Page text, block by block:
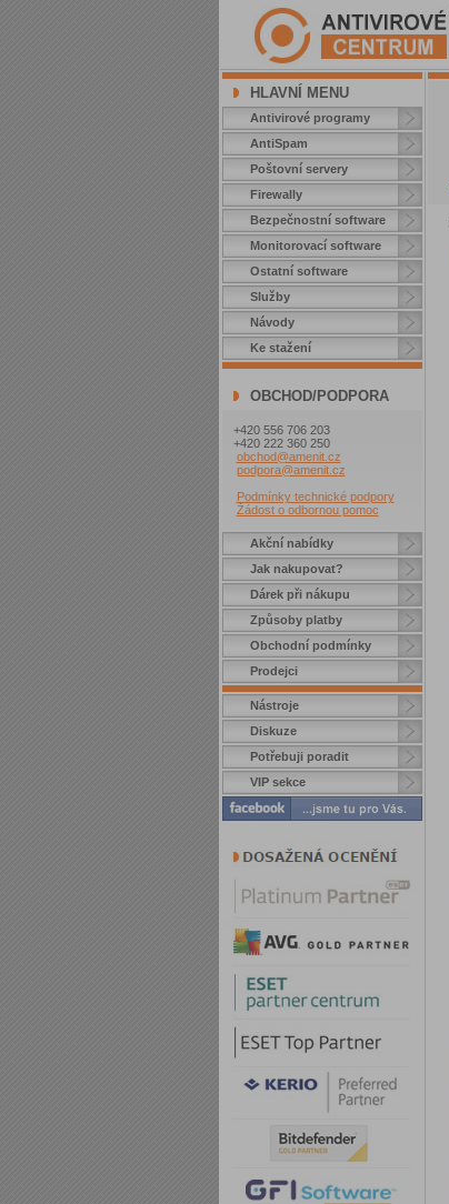
HLAVNÍ MENU
Antivirové programy
AntiSpam
Poštovní servery
Firewally
Bezpečnostní software
Monitorovací software
Ostatní software
Služby
Návody
Ke stažení
OBCHOD/PODPORA
+420 556 706 203
+420 222 360 250
obchod@amenit.cz
podpora@amenit.cz
Podmínky technické podpory
Žádost o odbornou pomoc
Akční nabídky
Jak nakupovat?
Dárek při nákupu
Způsoby platby
Obchodní podmínky
Prodejci
Nástroje
Diskuze
Potřebuji poradit
VIP sekce